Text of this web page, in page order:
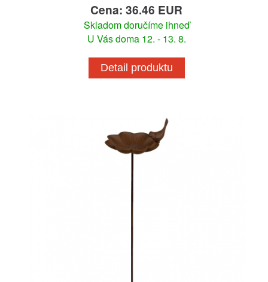
Cena: 36.46 EUR
Skladom doručíme ihneď
U Vás doma 12. - 13. 8.
Detail produktu